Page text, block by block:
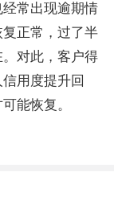
常出现逾期情
正常，过了半
对此，客户得
用度提升回
能恢复。